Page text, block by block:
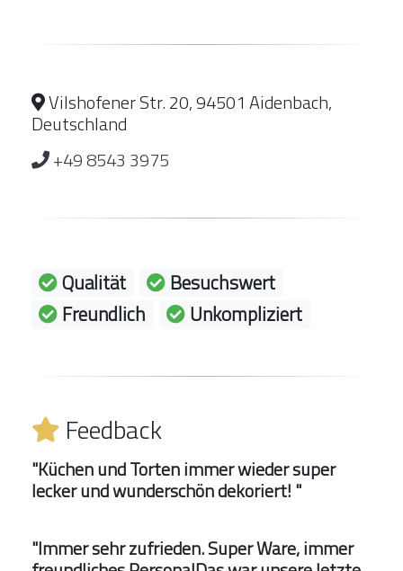
Vilshofener Str. 20, 94501 Aidenbach,
Deutschland
+49 8543 3975
Qualität
Besuchswert
Freundlich
Unkompliziert
Feedback
"Küchen und Torten immer wieder super
lecker und wunderschön dekoriert! "
"Immer sehr zufrieden. Super Ware, immer